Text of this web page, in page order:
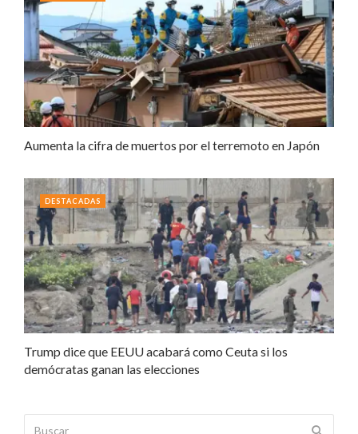
Aumenta la cifra de muertos por el terremoto en Japón
Trump dice que EEUU acabará como Ceuta si los
demócratas ganan las elecciones
DESTACADAS